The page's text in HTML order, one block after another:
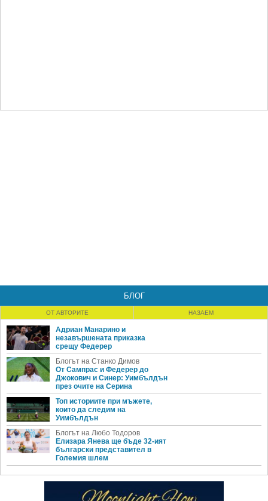
БЛОГ
ОТ АВТОРИТЕ НАЗАЕМ
Адриан Манарино и
незавършената приказка
срещу Федерер
Блогът на Станко Димов
От Сампрас и Федерер до
Джокович и Синер: Уимбълдън
през очите на Серина
Топ историите при мъжете,
които да следим на
Уимбълдън
Блогът на Любо Тодоров
Елизара Янева ще бъде 32-ият
български представител в
Големия шлем